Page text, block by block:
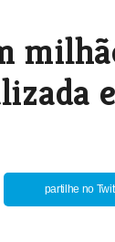
partilhe no